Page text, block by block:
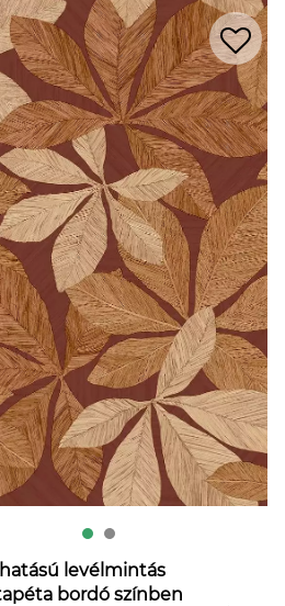
levélmintás
bordó színben